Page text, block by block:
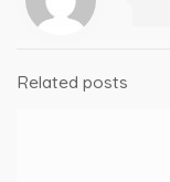
Related posts